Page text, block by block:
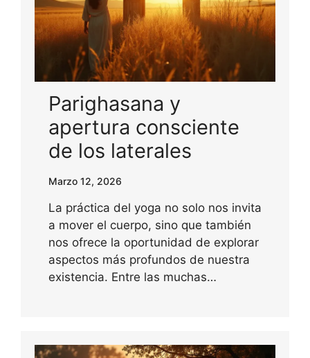
Parighasana y
apertura consciente
de los laterales
Marzo 12, 2026
La práctica del yoga no solo nos invita
a mover el cuerpo, sino que también
nos ofrece la oportunidad de explorar
aspectos más profundos de nuestra
existencia. Entre las muchas…